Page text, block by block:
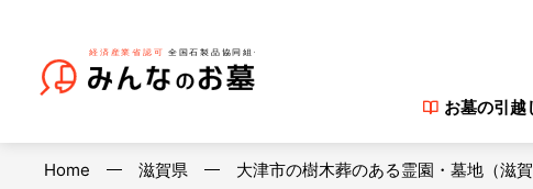
お墓の引越
Home 滋賀県 大津市の樹木葬のある霊園・墓地（滋賀